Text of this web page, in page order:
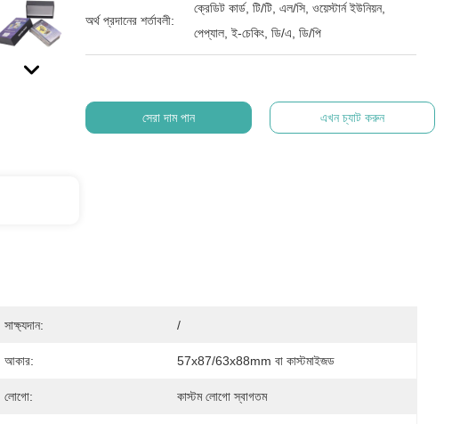
অর্থ প্রদানের শর্তাবলী:
ক্রেডিট কার্ড, টি/টি, এল/সি, ওয়েস্টার্ন ইউনিয়ন,
পেপ্যাল, ই-চেকিং, ডি/এ, ডি/পি
সেরা দাম পান এখন চ্যাট করুন
সাক্ষ্যদান: /
আকার: 57x87/63x88mm বা কাস্টমাইজড
লোগো: কাস্টম লোগো স্বাগতম